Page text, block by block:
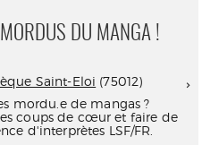
DU MANGA !
Saint-Eloi (75012)
mordu.e de mangas ?
coups de cœur et faire de
d'interprètes LSF/FR.